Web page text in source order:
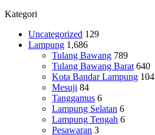
Kategori
Uncategorized 129
Lampung 1,686
Tulang Bawang 789
Tulang Bawang Barat 640
Kota Bandar Lampung 104
Mesuji 84
Tanggamus 6
Lampung Selatan 6
Lampung Tengah 6
Pesawaran 3